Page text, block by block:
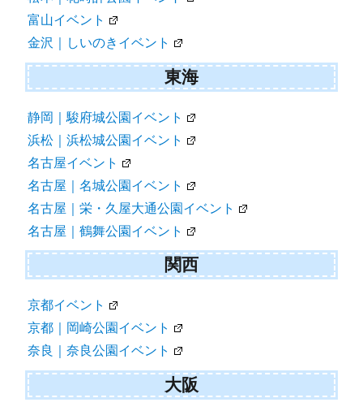
富山イベント
金沢｜しいのきイベント
東海
静岡｜駿府城公園イベント
浜松｜浜松城公園イベント
名古屋イベント
名古屋｜名城公園イベント
名古屋｜栄・久屋大通公園イベント
名古屋｜鶴舞公園イベント
関西
京都イベント
京都｜岡崎公園イベント
奈良｜奈良公園イベント
大阪